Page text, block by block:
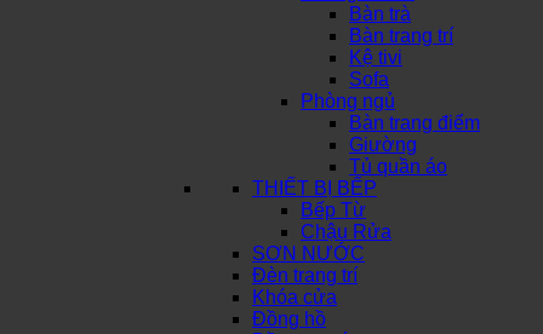
Bàn trà
Bàn trang trí
Kệ tivi
Sofa
Phòng ngủ
Bàn trang điểm
Giường
Tủ quần áo
THIẾT BỊ BẾP
Bếp Từ
Chậu Rửa
SƠN NƯỚC
Đèn trang trí
Khóa cửa
Đồng hồ